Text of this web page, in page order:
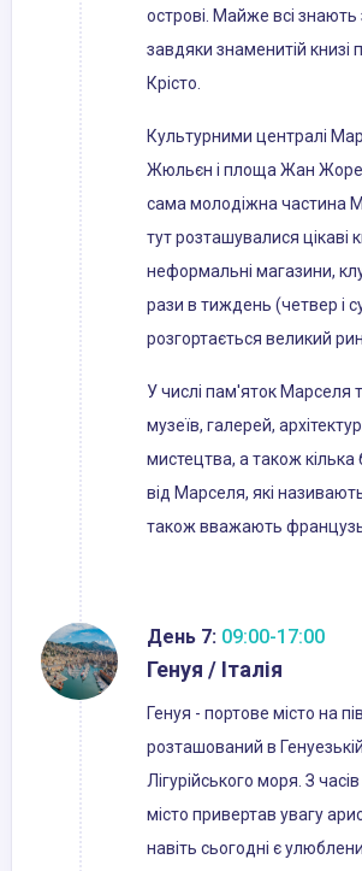
острові. Майже всі знають
завдяки знаменитій
Крісто.
Культурними централі
Жюльєн і площа Жан
сама молодіжна частина
тут розташувалися цікаві
неформальні магазини,
рази в тиждень (четвер і
розгортається великий
У числі пам'яток Марселя
музеїв, галерей,
мистецтва, а також кілька
від Марселя, які
також вважають
День 7: 09:00-17:00
Генуя / Італія
Генуя - портове місто на
розташований в Генуезькій
Лігурійського моря. З
місто привертав увагу
навіть сьогодні є